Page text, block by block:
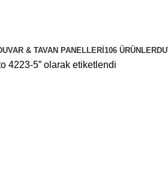
& TAVAN PANELLERI 106 ÜRÜNLER
4223-5” olarak etiketlendi